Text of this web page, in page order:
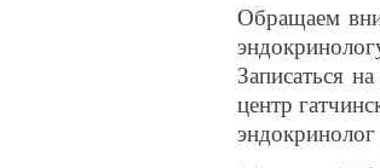
Обращаем
Записаться
центр